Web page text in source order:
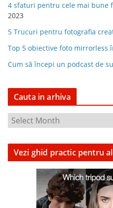
4 sfaturi pentru cele mai bune
2023
5 Trucuri pentru fotografia
Top 5 obiective foto mirrorless
Cum să începi un podcast de
Cauta in arhiva
u
Vezi ghid practic pentru